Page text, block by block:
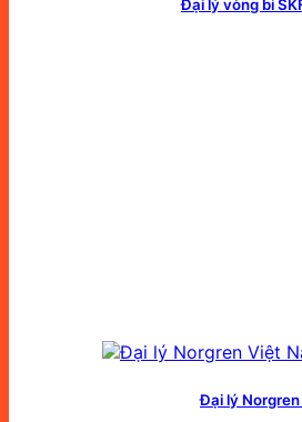
Đại lý vòng bi
Đại lý